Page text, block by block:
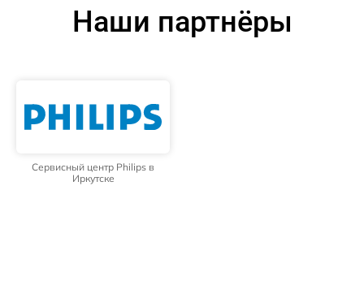
Наши партнёры
Сервисный центр Philips в
Иркутске